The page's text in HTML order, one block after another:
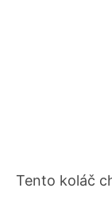
Tento koláč